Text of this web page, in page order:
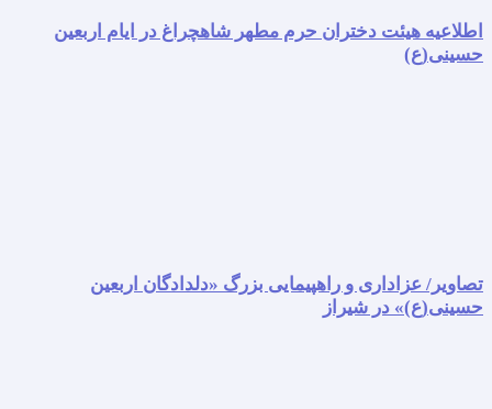
اطلاعیه هیئت دختران حرم مطهر شاهچراغ در ایام اربعین
حسینی(ع)
تصاویر/ عزاداری و راهپیمایی بزرگ «دلدادگان اربعین
حسینی(ع)» در شیراز